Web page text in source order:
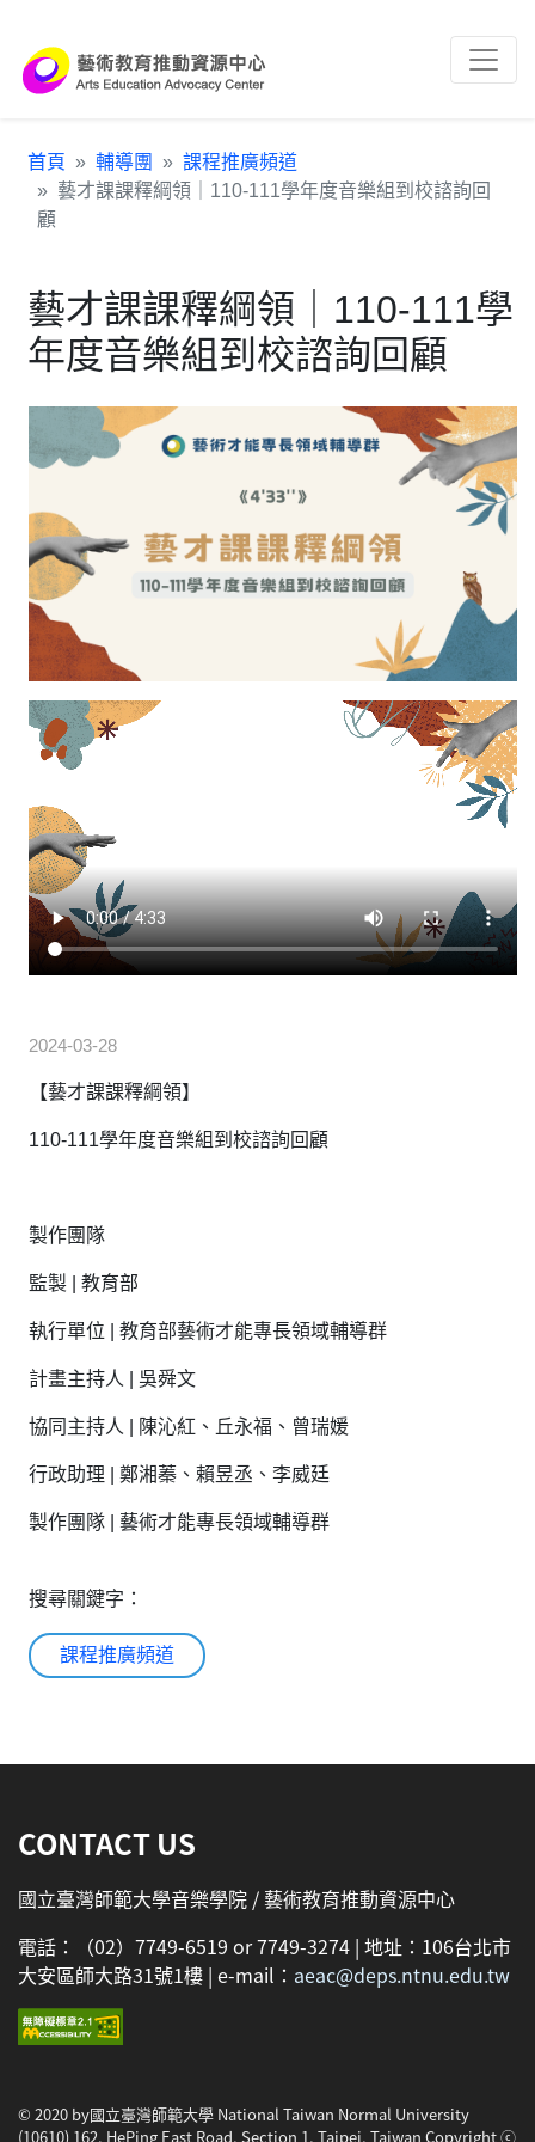
首頁 輔導團
課程推廣頻道
藝才課課釋綱領｜110-111學年度音樂組到校諮詢回
顧
藝才課課釋綱領｜110-111學
年度音樂組到校諮詢回顧
2024-03-28
【藝才課課釋綱領】
110-111學年度音樂組到校諮詢回顧
製作團隊
監製 | 教育部
執行單位 | 教育部藝術才能專長領域輔導群
計畫主持人 | 吳舜文
協同主持人 | 陳沁紅、丘永福、曾瑞媛
行政助理 | 鄭湘蓁、賴昱丞、李威廷
製作團隊 | 藝術才能專長領域輔導群
搜尋關鍵字：
課程推廣頻道
CONTACT US
國立臺灣師範大學音樂學院 / 藝術教育推動資源中心
電話：（02）7749-6519 or 7749-3274 | 地址：106台北市
大安區師大路31號1樓 | e-mail： aeac@deps.ntnu.edu.tw
© 2020 by國立臺灣師範大學 National Taiwan Normal University
(10610) 162, HePing East Road, Section 1, Taipei, Taiwan Copyright ⓒ